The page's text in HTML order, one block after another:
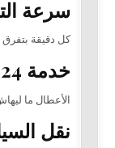
سرعة
كل دقيقة
خدمة 24 ساعة
الأعطال ما
نقل